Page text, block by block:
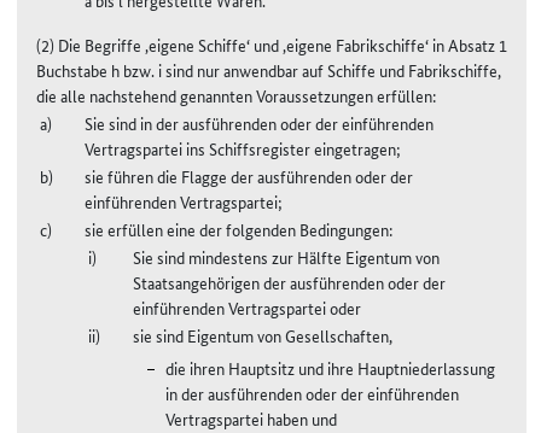
(2) Die Begriffe ‚eigene Schiffe‘ und ‚eigene Fabrikschiffe‘ in Absatz 1
Buchstabe h bzw. i sind nur anwendbar auf Schiffe und Fabrikschiffe,
die alle nachstehend genannten Voraussetzungen erfüllen:
Sie sind in der ausführenden oder der einführenden
Vertragspartei ins Schiffsregister eingetragen;
sie führen die Flagge der ausführenden oder der
einführenden Vertragspartei;
sie erfüllen eine der folgenden Bedingungen:
Sie sind mindestens zur Hälfte Eigentum von
Staatsangehörigen der ausführenden oder der
einführenden Vertragspartei oder
sie sind Eigentum von Gesellschaften,
die ihren Hauptsitz und ihre Hauptniederlassung
in der ausführenden oder der einführenden
Vertragspartei haben und